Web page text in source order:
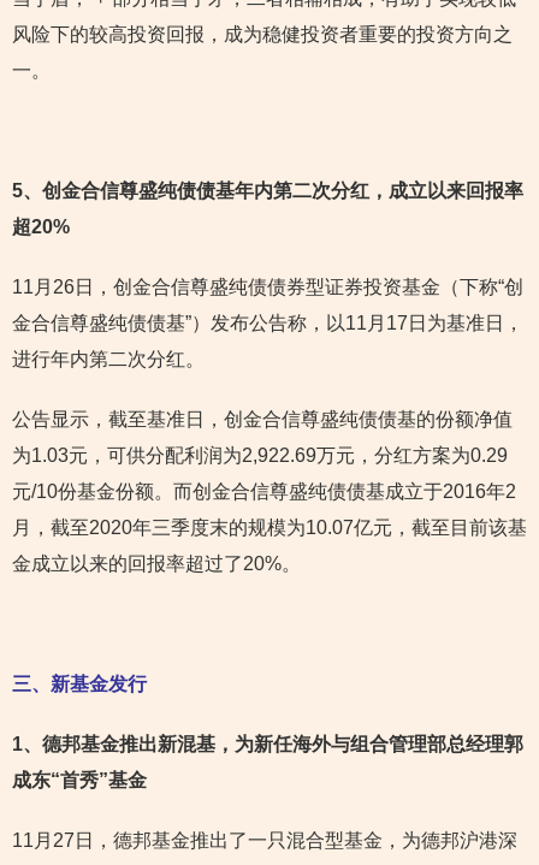
风险下的较高投资回报，成为稳健投资者重要的投资方向之
一。
5、创金合信尊盛纯债债基年内第二次分红，成立以来回报率
超20%
11月26日，创金合信尊盛纯债债券型证券投资基金（下称“创
金合信尊盛纯债债基”）发布公告称，以11月17日为基准日，
进行年内第二次分红。
公告显示，截至基准日，创金合信尊盛纯债债基的份额净值
为1.03元，可供分配利润为2,922.69万元，分红方案为0.29
元/10份基金份额。而创金合信尊盛纯债债基成立于2016年2
月，截至2020年三季度末的规模为10.07亿元，截至目前该基
金成立以来的回报率超过了20%。
三、新基金发行
1、德邦基金推出新混基，为新任海外与组合管理部总经理郭
成东“首秀”基金
11月27日，德邦基金推出了一只混合型基金，为德邦沪港深